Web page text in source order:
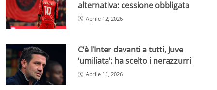
alternativa: cessione obbligata
Aprile 12, 2026
C’è l’Inter davanti a tutti, Juve
‘umiliata’: ha scelto i nerazzurri
Aprile 11, 2026